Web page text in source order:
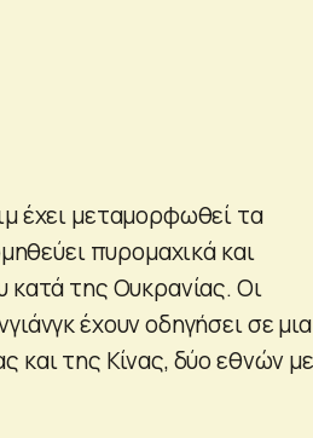
έχει μεταμορφωθεί τα
πυρομαχικά και
κατά της Ουκρανίας. Οι
έχουν οδηγήσει σε μια
και της Κίνας, δύο εθνών με